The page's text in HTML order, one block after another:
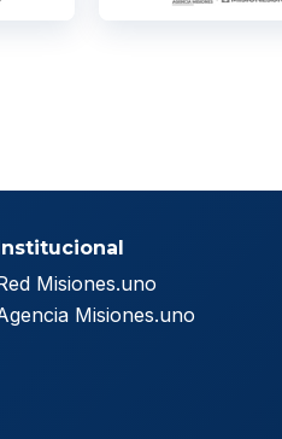
Misiones.uno
Misiones.uno